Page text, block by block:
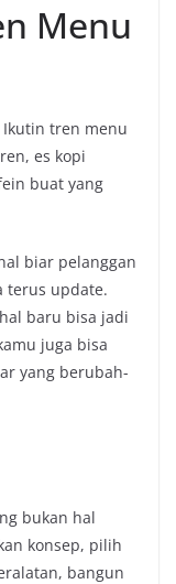
Menu
tren menu
es kopi
buat yang
biar pelanggan
terus update.
baru bisa jadi
juga bisa
yang berubah-
bukan hal
konsep, pilih
bangun